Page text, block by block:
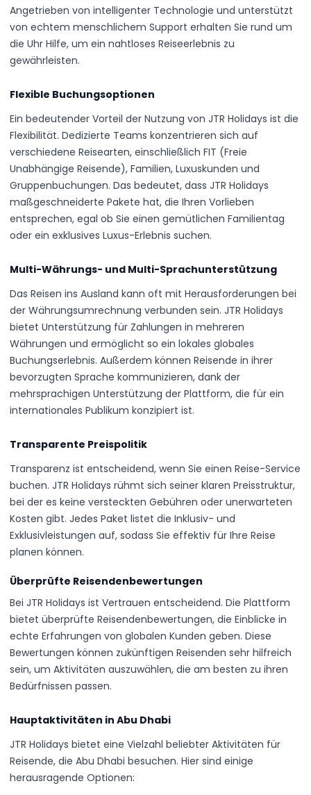
Angetrieben von intelligenter Technologie und unterstützt
von echtem menschlichem Support erhalten Sie rund um
die Uhr Hilfe, um ein nahtloses Reiseerlebnis zu
gewährleisten.
Flexible Buchungsoptionen
Ein bedeutender Vorteil der Nutzung von JTR Holidays ist die
Flexibilität. Dedizierte Teams konzentrieren sich auf
verschiedene Reisearten, einschließlich FIT (Freie
Unabhängige Reisende), Familien, Luxuskunden und
Gruppenbuchungen. Das bedeutet, dass JTR Holidays
maßgeschneiderte Pakete hat, die Ihren Vorlieben
entsprechen, egal ob Sie einen gemütlichen Familientag
oder ein exklusives Luxus-Erlebnis suchen.
Multi-Währungs- und Multi-Sprachunterstützung
Das Reisen ins Ausland kann oft mit Herausforderungen bei
der Währungsumrechnung verbunden sein. JTR Holidays
bietet Unterstützung für Zahlungen in mehreren
Währungen und ermöglicht so ein lokales globales
Buchungserlebnis. Außerdem können Reisende in ihrer
bevorzugten Sprache kommunizieren, dank der
mehrsprachigen Unterstützung der Plattform, die für ein
internationales Publikum konzipiert ist.
Transparente Preispolitik
Transparenz ist entscheidend, wenn Sie einen Reise-Service
buchen. JTR Holidays rühmt sich seiner klaren Preisstruktur,
bei der es keine versteckten Gebühren oder unerwarteten
Kosten gibt. Jedes Paket listet die Inklusiv- und
Exklusivleistungen auf, sodass Sie effektiv für Ihre Reise
planen können.
Überprüfte Reisendenbewertungen
Bei JTR Holidays ist Vertrauen entscheidend. Die Plattform
bietet überprüfte Reisendenbewertungen, die Einblicke in
echte Erfahrungen von globalen Kunden geben. Diese
Bewertungen können zukünftigen Reisenden sehr hilfreich
sein, um Aktivitäten auszuwählen, die am besten zu ihren
Bedürfnissen passen.
Hauptaktivitäten in Abu Dhabi
JTR Holidays bietet eine Vielzahl beliebter Aktivitäten für
Reisende, die Abu Dhabi besuchen. Hier sind einige
herausragende Optionen: